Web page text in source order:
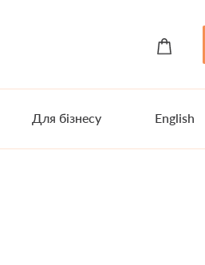
Для бізнесу English